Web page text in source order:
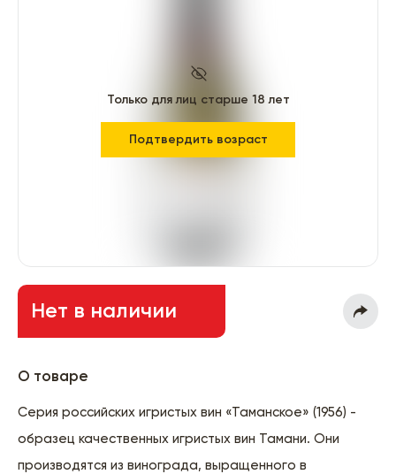
Только для лиц старше 18 лет
Подтвердить возраст
Нет в наличии
О товаре
Серия российских игристых вин «Таманское» (1956) -
образец качественных игристых вин Тамани. Они
производятся из винограда, выращенного в